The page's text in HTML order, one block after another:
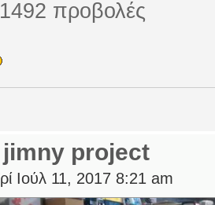
προβολές
project
Ιούλ 11, 2017 8:21 am